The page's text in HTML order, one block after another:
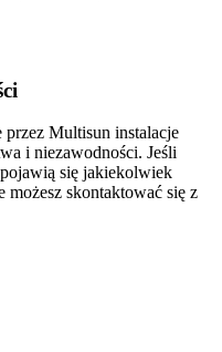
Multisun instalacje
i niezawodności. Jeśli
się jakiekolwiek
skontaktować się z